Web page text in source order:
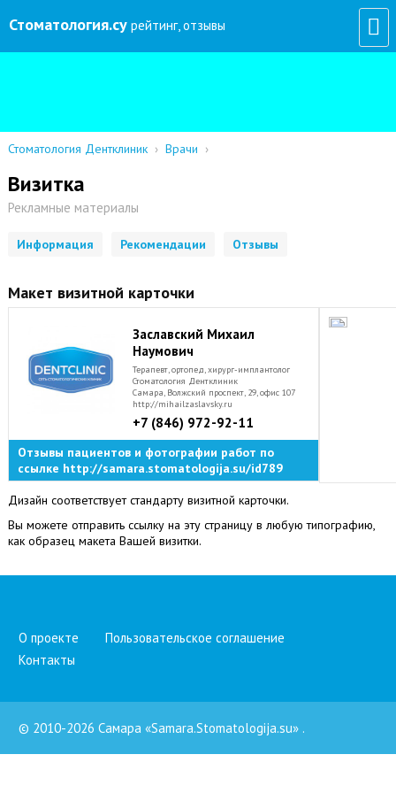
Стоматология.су рейтинг, отзывы
Стоматология Дентклиник › Врачи ›
Визитка
Рекламные материалы
Информация Рекомендации Отзывы
Макет визитной карточки
Заславский Михаил
Наумович
Терапевт, ортопед, хирург-имплантолог
Стоматология Дентклиник
Самара, Волжский проспект, 29, офис 107
http://mihailzaslavsky.ru
+7 (846) 972-92-11
Отзывы пациентов и фотографии работ по
ссылке http://samara.stomatologija.su/id789
Дизайн соответствует стандарту визитной карточки.
Вы можете отправить ссылку на эту страницу в любую типографию,
как образец макета Вашей визитки.
О проекте
Пользовательское соглашение
Контакты
© 2010-2026 Самара «Samara.Stomatologija.su» .